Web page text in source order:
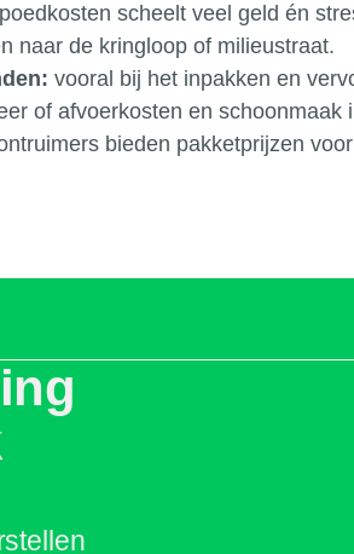
scheelt veel geld én
naar de kringloop of milieustraat.
vooral bij het inpakken en
of afvoerkosten en schoonmaak
bieden pakketprijzen